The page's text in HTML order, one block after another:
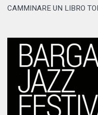
CAMMINARE UN LIBRO